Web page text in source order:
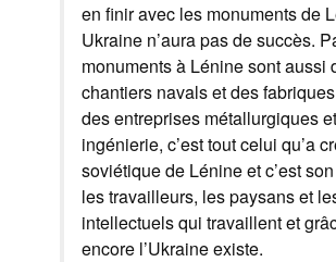
en finir avec les monuments de
Ukraine n’aura pas de succès.
monuments à Lénine sont aussi
chantiers navals et des
des entreprises métallurgiques
ingénierie, c’est tout celui qu’a
soviétique de Lénine et c’est
les travailleurs, les paysans et
intellectuels qui travaillent et
encore l’Ukraine existe.